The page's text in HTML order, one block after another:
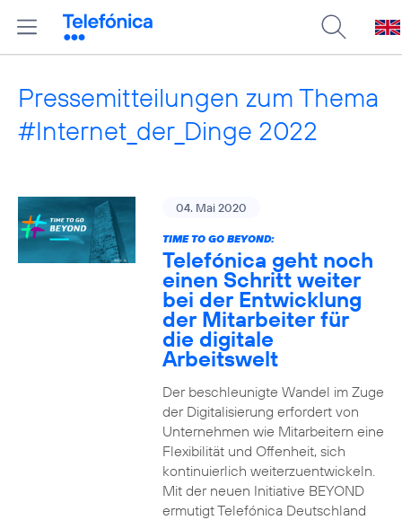
Pressemitteilungen zum Thema
#Internet_der_Dinge 2022
04. Mai 2020
TIME TO GO BEYOND:
Telefónica geht noch
einen Schritt weiter
bei der Entwicklung
der Mitarbeiter für
die digitale
Arbeitswelt
Der beschleunigte Wandel im Zuge
der Digitalisierung erfordert von
Unternehmen wie Mitarbeitern eine
Flexibilität und Offenheit, sich
kontinuierlich weiterzuentwickeln.
Mit der neuen Initiative BEYOND
ermutigt Telefónica Deutschland